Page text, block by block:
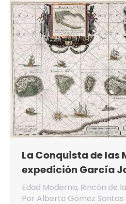
La Conquista de las
expedición García
Edad Moderna, Rincón de
Por Alberto Gómez Santos